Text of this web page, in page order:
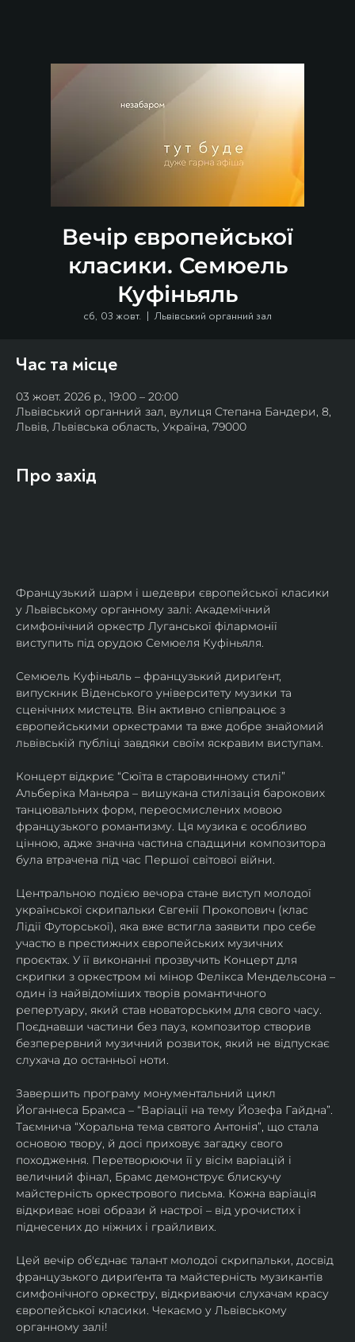
Вечір європейської
класики. Семюель
Куфіньяль
сб, 03 жовт.
  |
Львівський органний зал
Час та місце
03 жовт. 2026 р., 19:00 – 20:00
Львівський органний зал, вулиця Степана Бандери, 8,
Львів, Львівська область, Україна, 79000
Про захід
Французький шарм і шедеври європейської класики
у Львівському органному залі: Академічний
симфонічний оркестр Луганської філармонії
виступить під орудою Семюеля Куфіньяля.
Семюель Куфіньяль – французький дириґент,
випускник Віденського університету музики та
сценічних мистецтв. Він активно співпрацює з
європейськими оркестрами та вже добре знайомий
львівській публіці завдяки своїм яскравим виступам.
Концерт відкриє “Сюїта в старовинному стилі”
Альберіка Маньяра – вишукана стилізація барокових
танцювальних форм, переосмислених мовою
французького романтизму. Ця музика є особливо
цінною, адже значна частина спадщини композитора
була втрачена під час Першої світової війни.
Центральною подією вечора стане виступ молодої
української скрипальки Євгенії Прокопович (клас
Лідії Футорської), яка вже встигла заявити про себе
участю в престижних європейських музичних
проєктах. У її виконанні прозвучить Концерт для
скрипки з оркестром мі мінор Фелікса Мендельсона –
один із найвідоміших творів романтичного
репертуару, який став новаторським для свого часу.
Поєднавши частини без пауз, композитор створив
безперервний музичний розвиток, який не відпускає
слухача до останньої ноти.
Завершить програму монументальний цикл
Йоганнеса Брамса – “Варіації на тему Йозефа Гайдна”.
Таємнича “Хоральна тема святого Антонія”, що стала
основою твору, й досі приховує загадку свого
походження. Перетворюючи її у вісім варіацій і
величний фінал, Брамс демонструє блискучу
майстерність оркестрового письма. Кожна варіація
відкриває нові образи й настрої – від урочистих і
піднесених до ніжних і грайливих.
Цей вечір об'єднає талант молодої скрипальки, досвід
французького дириґента та майстерність музикантів
симфонічного оркестру, відкриваючи слухачам красу
європейської класики. Чекаємо у Львівському
органному залі!